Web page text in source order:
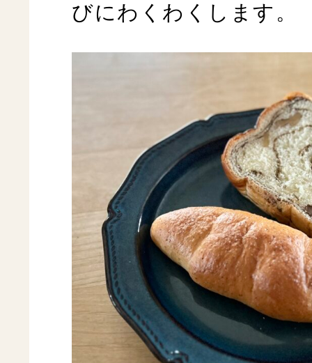
びにわくわくします。